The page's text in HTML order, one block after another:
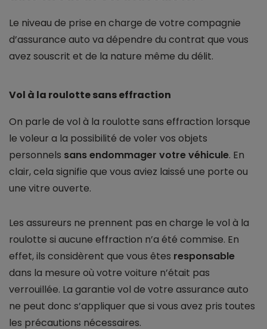
Le niveau de prise en charge de votre compagnie
d’assurance auto va dépendre du contrat que vous
avez souscrit et de la nature même du délit.
Vol à la roulotte sans effraction
On parle de vol à la roulotte sans effraction lorsque
le voleur a la possibilité de voler vos objets
personnels sans endommager votre véhicule. En
clair, cela signifie que vous aviez laissé une porte ou
une vitre ouverte.
Les assureurs ne prennent pas en charge le vol à la
roulotte si aucune effraction n’a été commise. En
effet, ils considèrent que vous êtes responsable
dans la mesure où votre voiture n’était pas
verrouillée. La garantie vol de votre assurance auto
ne peut donc s’appliquer que si vous avez pris toutes
les précautions nécessaires.